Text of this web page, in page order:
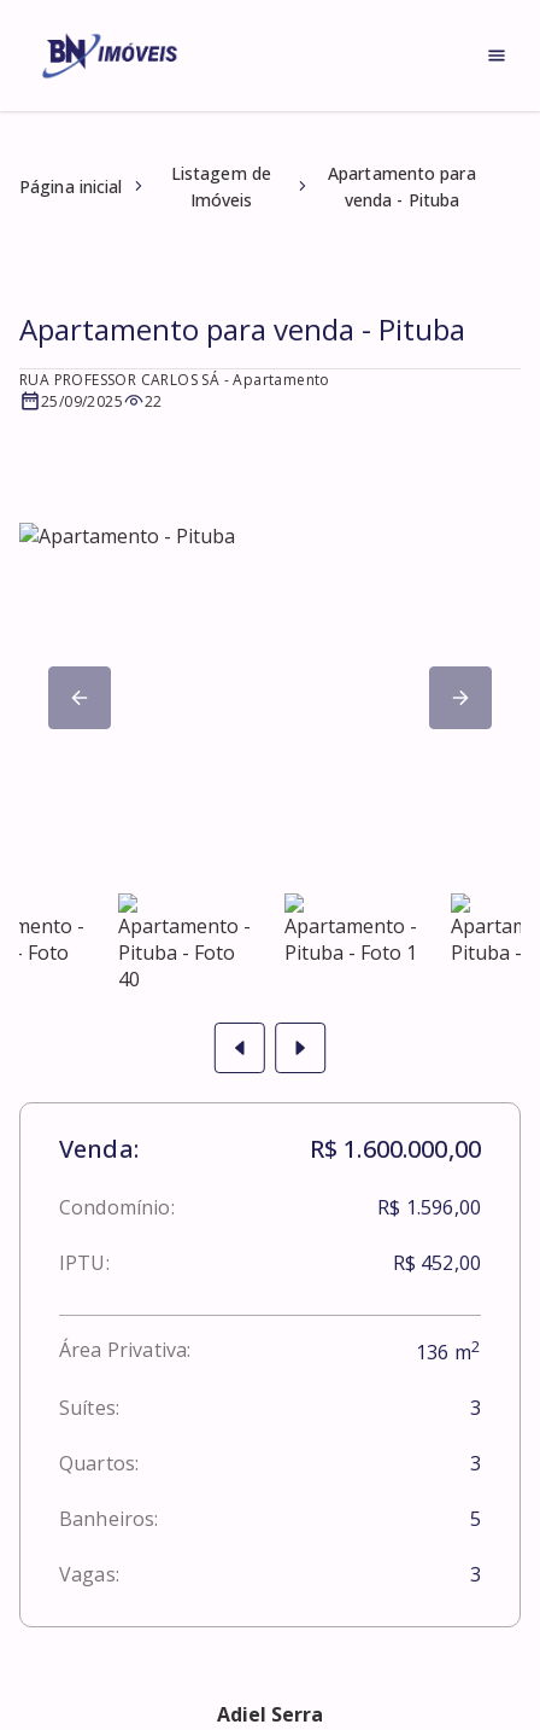
Página inicial
Listagem de
Imóveis
Apartamento para
venda - Pituba
Apartamento para venda - Pituba
RUA PROFESSOR CARLOS SÁ - Apartamento
25/09/2025
22
Venda: R$ 1.600.000,00
Condomínio: R$ 1.596,00
IPTU: R$ 452,00
Área Privativa: 136 m2
Suítes: 3
Quartos: 3
Banheiros: 5
Vagas: 3
Adiel Serra